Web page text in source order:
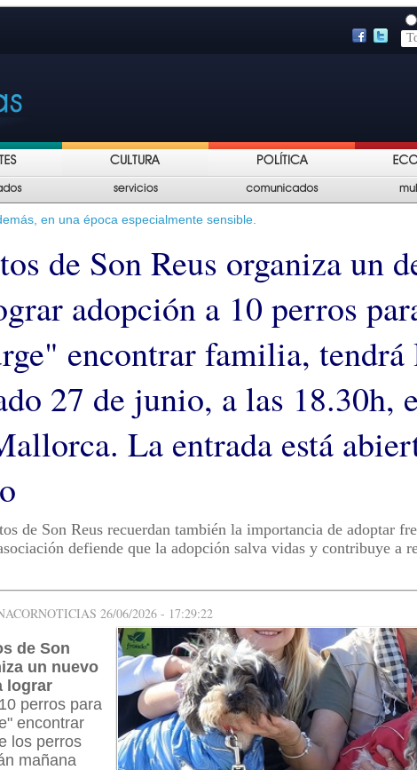
en una época especialmente sensible.
de Son Reus organiza un
adopción a 10 perros
encontrar familia, tendrá
27 de junio, a las 18.30h,
La entrada está
de Son Reus recuerdan también la importancia de adoptar
defiende que la adopción salva vidas y contribuye a
26/06/2026 - 17:29:22
de Son
un nuevo
lograr
perros para
encontrar
los perros
mañana